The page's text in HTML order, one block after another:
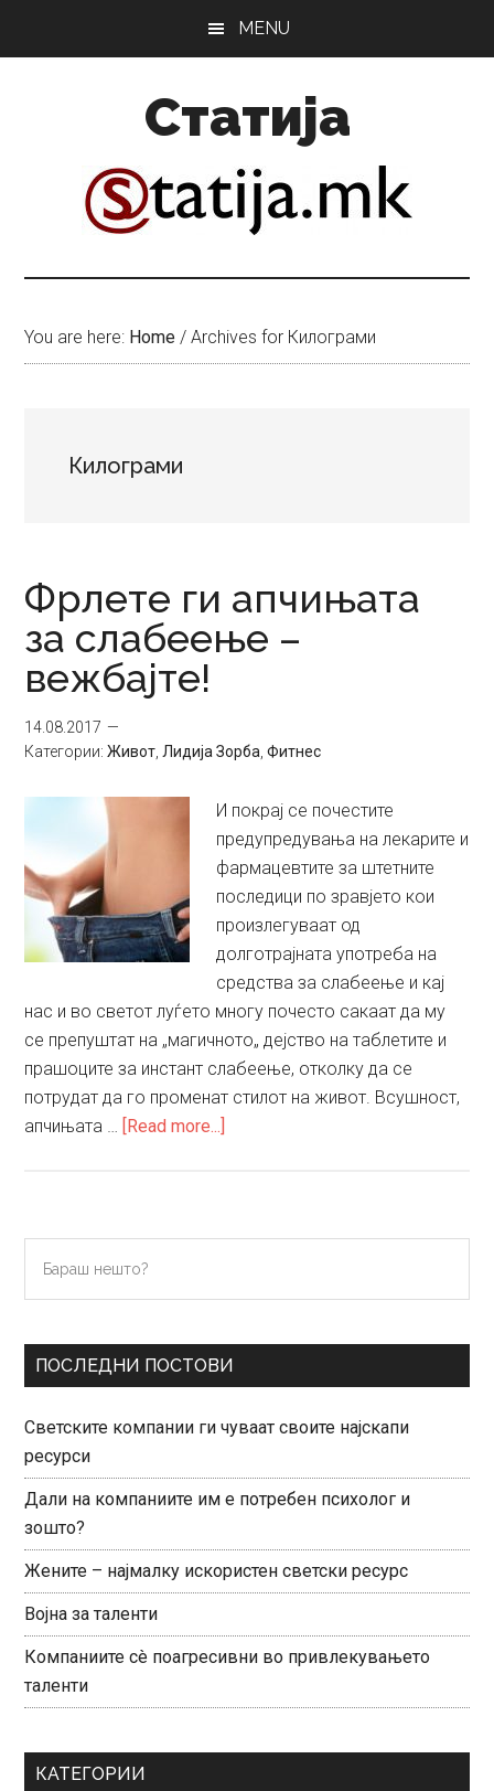
MENU
Статија
You are here: Home / Archives for Килограми
Килограми
Фрлете ги апчињата
за слабеење –
вежбајте!
14.08.2017
Категории:Живот Лидија Зорба ,Фитнес
И покрај се почестите
предупредувања на лекарите и
фармацевтите за штетните
последици по зравјето кои
произлегуваат од
долготрајната употреба на
средства за слабеење и кај
нас и во светот луѓето многу почесто сакаат да му
се препуштат на „магичното„ дејство на таблетите и
прашоците за инстант слабеење, отколку да се
потрудат да го променат стилот на живот. Всушност,
апчињата … [Read more...]
за
–
Primary
Sidebar
нешто?
ПОСЛЕДНИ ПОСТОВИ
Светските компании ги чуваат своите најскапи
ресурси
Дали на компаниите им е потребен психолог и
зошто?
Жените – најмалку искористен светски ресурс
Војна за таленти
Компаниите сè поагресивни во привлекувањето
таленти
КАТЕГОРИИ